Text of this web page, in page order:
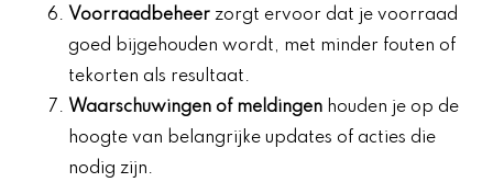
Voorraadbeheer zorgt ervoor dat je voorraad
goed bijgehouden wordt, met minder fouten of
tekorten als resultaat.
Waarschuwingen of meldingen houden je op de
hoogte van belangrijke updates of acties die
nodig zijn.